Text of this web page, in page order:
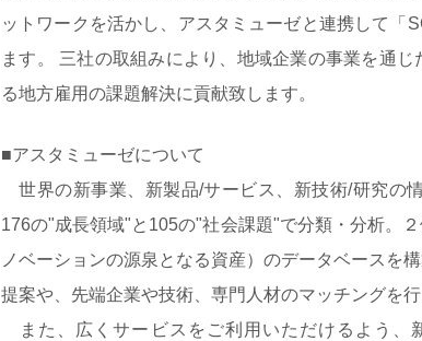
ットワークを活かし、アスタミューゼと連携して「
ます。 三社の取組みにより、地域企業の事業を通
る地方雇用の課題解決に貢献致します。
■アスタミューゼについて
世界の新事業、新製品/サービス、新技術/研究の
176の"成長領域"と105の"社会課題"で分類・分析。
ノベーションの源泉となる資産）のデータベースを
提案や、先端企業や技術、専門人材のマッチングを行
また、広くサービスをご利用いただけるよう、